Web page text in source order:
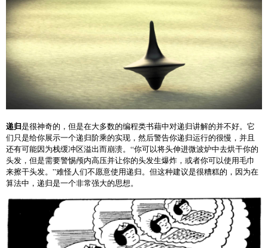
递归是很神奇的，但是在大多数的编程类书藉中对递归讲解的并不好。它
们只是给你展示一个递归阶乘的实现，然后警告你递归运行的很慢，并且
还有可能因为栈缓冲区溢出而崩溃。“你可以将头伸进微波炉中去烘干你的
头发，但是需要警惕颅内高压并让你的头发生爆炸，或者你可以使用毛巾
来擦干头发。”难怪人们不愿意使用递归。但这种建议是很糟糕的，因为在
算法中，递归是一个非常强大的思想。